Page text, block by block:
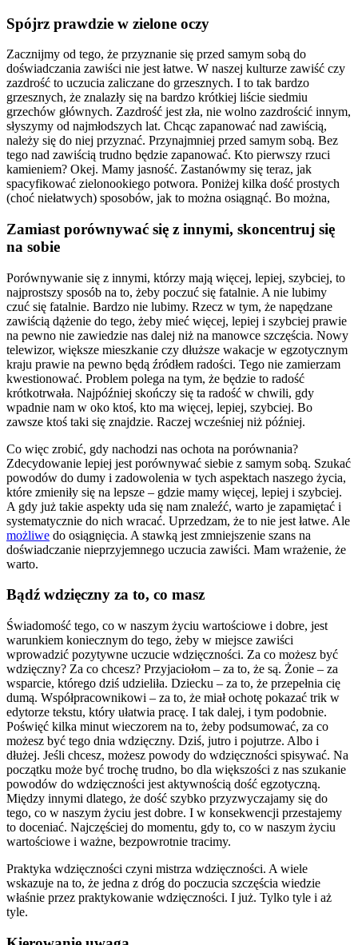
Spójrz prawdzie w zielone oczy
Zacznijmy od tego, że przyznanie się przed samym sobą do
doświadczania zawiści nie jest łatwe. W naszej kulturze zawiść czy
zazdrość to uczucia zaliczane do grzesznych. I to tak bardzo
grzesznych, że znalazły się na bardzo krótkiej liście siedmiu
grzechów głównych. Zazdrość jest zła, nie wolno zazdrościć innym,
słyszymy od najmłodszych lat. Chcąc zapanować nad zawiścią,
należy się do niej przyznać. Przynajmniej przed samym sobą. Bez
tego nad zawiścią trudno będzie zapanować. Kto pierwszy rzuci
kamieniem? Okej. Mamy jasność. Zastanówmy się teraz, jak
spacyfikować zielonookiego potwora. Poniżej kilka dość prostych
(choć niełatwych) sposobów, jak to można osiągnąć. Bo można,
Zamiast porównywać się z innymi, skoncentruj się
na sobie
Porównywanie się z innymi, którzy mają więcej, lepiej, szybciej, to
najprostszy sposób na to, żeby poczuć się fatalnie. A nie lubimy
czuć się fatalnie. Bardzo nie lubimy. Rzecz w tym, że napędzane
zawiścią dążenie do tego, żeby mieć więcej, lepiej i szybciej prawie
na pewno nie zawiedzie nas dalej niż na manowce szczęścia. Nowy
telewizor, większe mieszkanie czy dłuższe wakacje w egzotycznym
kraju prawie na pewno będą źródłem radości. Tego nie zamierzam
kwestionować. Problem polega na tym, że będzie to radość
krótkotrwała. Najpóźniej skończy się ta radość w chwili, gdy
wpadnie nam w oko ktoś, kto ma więcej, lepiej, szybciej. Bo
zawsze ktoś taki się znajdzie. Raczej wcześniej niż później.
Co więc zrobić, gdy nachodzi nas ochota na porównania?
Zdecydowanie lepiej jest porównywać siebie z samym sobą. Szukać
powodów do dumy i zadowolenia w tych aspektach naszego życia,
które zmieniły się na lepsze – gdzie mamy więcej, lepiej i szybciej.
A gdy już takie aspekty uda się nam znaleźć, warto je zapamiętać i
systematycznie do nich wracać. Uprzedzam, że to nie jest łatwe. Ale
możliwe do osiągnięcia. A stawką jest zmniejszenie szans na
doświadczanie nieprzyjemnego uczucia zawiści. Mam wrażenie, że
warto.
Bądź wdzięczny za to, co masz
Świadomość tego, co w naszym życiu wartościowe i dobre, jest
warunkiem koniecznym do tego, żeby w miejsce zawiści
wprowadzić pozytywne uczucie wdzięczności. Za co możesz być
wdzięczny? Za co chcesz? Przyjaciołom – za to, że są. Żonie – za
wsparcie, którego dziś udzieliła. Dziecku – za to, że przepełnia cię
dumą. Współpracownikowi – za to, że miał ochotę pokazać trik w
edytorze tekstu, który ułatwia pracę. I tak dalej, i tym podobnie.
Poświęć kilka minut wieczorem na to, żeby podsumować, za co
możesz być tego dnia wdzięczny. Dziś, jutro i pojutrze. Albo i
dłużej. Jeśli chcesz, możesz powody do wdzięczności spisywać. Na
początku może być trochę trudno, bo dla większości z nas szukanie
powodów do wdzięczności jest aktywnością dość egzotyczną.
Między innymi dlatego, że dość szybko przyzwyczajamy się do
tego, co w naszym życiu jest dobre. I w konsekwencji przestajemy
to doceniać. Najczęściej do momentu, gdy to, co w naszym życiu
wartościowe i ważne, bezpowrotnie tracimy.
Praktyka wdzięczności czyni mistrza wdzięczności. A wiele
wskazuje na to, że jedna z dróg do poczucia szczęścia wiedzie
właśnie przez praktykowanie wdzięczności. I już. Tylko tyle i aż
tyle.